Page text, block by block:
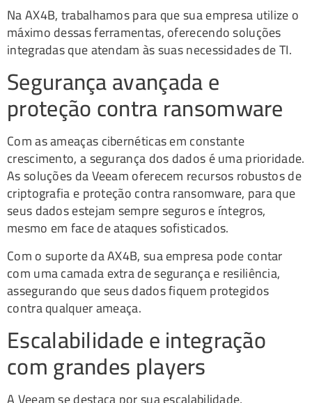
Na AX4B, trabalhamos para que sua empresa utilize o
máximo dessas ferramentas, oferecendo soluções
integradas que atendam às suas necessidades de TI.
Segurança avançada e
proteção contra ransomware
Com as ameaças cibernéticas em constante
crescimento, a segurança dos dados é uma prioridade.
As soluções da Veeam oferecem recursos robustos de
criptografia e proteção contra ransomware, para que
seus dados estejam sempre seguros e íntegros,
mesmo em face de ataques sofisticados.
Com o suporte da AX4B, sua empresa pode contar
com uma camada extra de segurança e resiliência,
assegurando que seus dados fiquem protegidos
contra qualquer ameaça.
Escalabilidade e integração
com grandes players